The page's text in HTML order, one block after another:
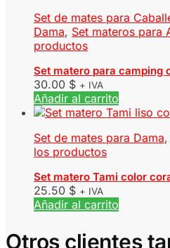
Set de mates para
Dama, Set materos para
productos
Set matero para camping
30.00 $ + IVA
Añadir al carrito
Set de mates para Dama,
los productos
Set matero Tami color
25.50 $ + IVA
Añadir al carrito
Otros clientes